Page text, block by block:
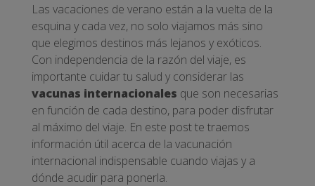
Las vacaciones de verano están a la vuelta de la
esquina y cada vez, no solo viajamos más sino
que elegimos destinos más lejanos y exóticos.
Con independencia de la razón del viaje, es
importante cuidar tu salud y considerar las
vacunas internacionales que son necesarias
en función de cada destino, para poder disfrutar
al máximo del viaje. En este post te traemos
información útil acerca de la vacunación
internacional indispensable cuando viajas y a
dónde acudir para ponerla.